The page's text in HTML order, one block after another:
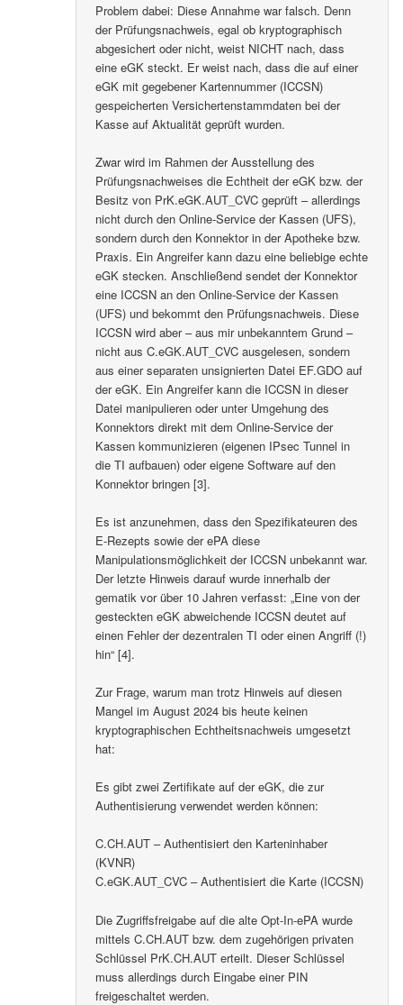
Problem dabei: Diese Annahme war falsch. Denn
der Prüfungsnachweis, egal ob kryptographisch
abgesichert oder nicht, weist NICHT nach, dass
eine eGK steckt. Er weist nach, dass die auf einer
eGK mit gegebener Kartennummer (ICCSN)
gespeicherten Versichertenstammdaten bei der
Kasse auf Aktualität geprüft wurden.
Zwar wird im Rahmen der Ausstellung des
Prüfungsnachweises die Echtheit der eGK bzw. der
Besitz von PrK.eGK.AUT_CVC geprüft – allerdings
nicht durch den Online-Service der Kassen (UFS),
sondern durch den Konnektor in der Apotheke bzw.
Praxis. Ein Angreifer kann dazu eine beliebige echte
eGK stecken. Anschließend sendet der Konnektor
eine ICCSN an den Online-Service der Kassen
(UFS) und bekommt den Prüfungsnachweis. Diese
ICCSN wird aber – aus mir unbekanntem Grund –
nicht aus C.eGK.AUT_CVC ausgelesen, sondern
aus einer separaten unsignierten Datei EF.GDO auf
der eGK. Ein Angreifer kann die ICCSN in dieser
Datei manipulieren oder unter Umgehung des
Konnektors direkt mit dem Online-Service der
Kassen kommunizieren (eigenen IPsec Tunnel in
die TI aufbauen) oder eigene Software auf den
Konnektor bringen [3].
Es ist anzunehmen, dass den Spezifikateuren des
E-Rezepts sowie der ePA diese
Manipulationsmöglichkeit der ICCSN unbekannt war.
Der letzte Hinweis darauf wurde innerhalb der
gematik vor über 10 Jahren verfasst: „Eine von der
gesteckten eGK abweichende ICCSN deutet auf
einen Fehler der dezentralen TI oder einen Angriff (!)
hin“ [4].
Zur Frage, warum man trotz Hinweis auf diesen
Mangel im August 2024 bis heute keinen
kryptographischen Echtheitsnachweis umgesetzt
hat:
Es gibt zwei Zertifikate auf der eGK, die zur
Authentisierung verwendet werden können:
C.CH.AUT – Authentisiert den Karteninhaber
(KVNR)
C.eGK.AUT_CVC – Authentisiert die Karte (ICCSN)
Die Zugriffsfreigabe auf die alte Opt-In-ePA wurde
mittels C.CH.AUT bzw. dem zugehörigen privaten
Schlüssel PrK.CH.AUT erteilt. Dieser Schlüssel
muss allerdings durch Eingabe einer PIN
freigeschaltet werden.